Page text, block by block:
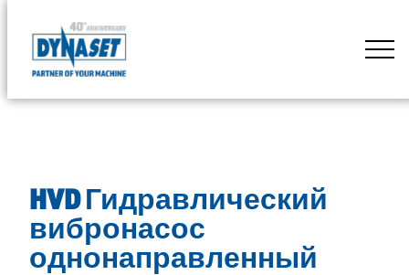
content
DYNASET
by
HVD Гидравлический
вибронасос
однонаправленный